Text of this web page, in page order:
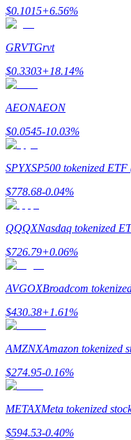
Phân tích dữ liệu lớn
Học cách duy trì lợi
$0.1015+6.56%
GRVTGrvt
$0.3303+18.14%
AEONAEON
$0.0545-10.03%
SPYXSP500 tokenized ETF
$778.68-0.04%
QQQXNasdaq tokenized
$726.79+0.06%
AVGOXBroadcom
$430.38+1.61%
AMZNXAmazon tokenized
$274.95-0.16%
METAXMeta tokenized
$594.53-0.40%